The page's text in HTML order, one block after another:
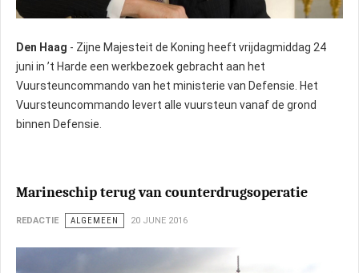
Den Haag - Zijne Majesteit de Koning heeft vrijdagmiddag 24
juni in ’t Harde een werkbezoek gebracht aan het
Vuursteuncommando van het ministerie van Defensie. Het
Vuursteuncommando levert alle vuursteun vanaf de grond
binnen Defensie.
Marineschip terug van counterdrugsoperatie
REDACTIE ALGEMEEN 20 JUNE 2016